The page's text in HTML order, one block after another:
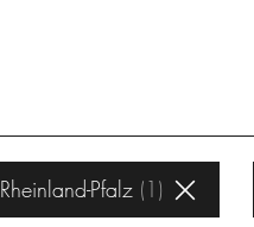
Rheinland-Pfalz 1